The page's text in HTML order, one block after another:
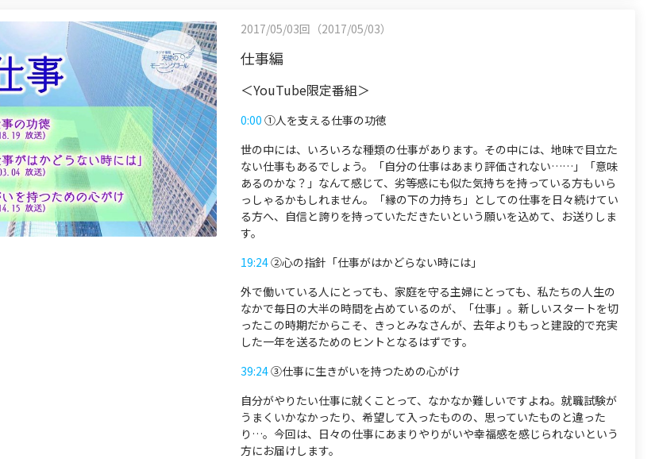
2017/05/03回（2017/05/03）
仕事編
＜YouTube限定番組＞
0:00 ①人を支える仕事の功徳
世の中には、いろいろな種類の仕事があります。その中には、地味で目立た
ない仕事もあるでしょう。「自分の仕事はあまり評価されない……」「意味
あるのかな？」なんて感じて、劣等感にも似た気持ちを持っている方もいら
っしゃるかもしれません。「縁の下の力持ち」としての仕事を日々続けてい
る方へ、自信と誇りを持っていただきたいという願いを込めて、お送りしま
す。
19:24②心の指針「仕事がはかどらない時には」
外で働いている人にとっても、家庭を守る主婦にとっても、私たちの人生の
なかで毎日の大半の時間を占めているのが、「仕事」。新しいスタートを切
ったこの時期だからこそ、きっとみなさんが、去年よりもっと建設的で充実
した一年を送るためのヒントとなるはずです。
39:24③仕事に生きがいを持つための心がけ
自分がやりたい仕事に就くことって、なかなか難しいですよね。就職試験が
うまくいかなかったり、希望して入ったものの、思っていたものと違った
り…。今回は、日々の仕事にあまりやりがいや幸福感を感じられないという
方にお届けします。